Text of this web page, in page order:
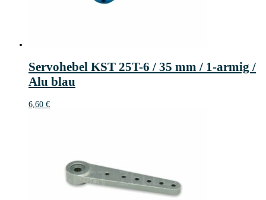
Servohebel KST 25T-6 / 35 mm / 1-armig /
Alu blau
6,60 €